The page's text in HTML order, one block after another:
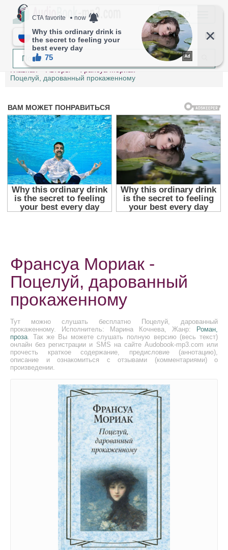
МЕНЮ
RU
Главная Авторы
Франсуа Мориак
Поцелуй, дарованный прокаженному
Франсуа Мориак -
Поцелуй, дарованный
прокаженному
Тут можно слушать бесплатно Поцелуй, дарованный
прокаженному. Исполнитель: Марина Кочнева, Жанр:
Роман,
проза. Так же Вы можете слушать полную версию (весь текст)
онлайн без регистрации и SMS на сайте Audobook-mp3.com или
прочесть краткое содержание, предисловие (аннотацию),
описание и ознакомиться с отзывами (комментариями) о
произведении.